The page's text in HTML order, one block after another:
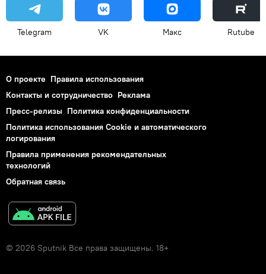
Telegram VK Макс Rutube
О проекте Правила использования
Контакты и сотрудничество Реклама
Пресс-релизы Политика конфиденциальности
Политика использования Cookie и автоматического
логирования
Правила применения рекомендательных
технологий
Обратная связь
© 2026 Sputnik Все права защищены. 18+